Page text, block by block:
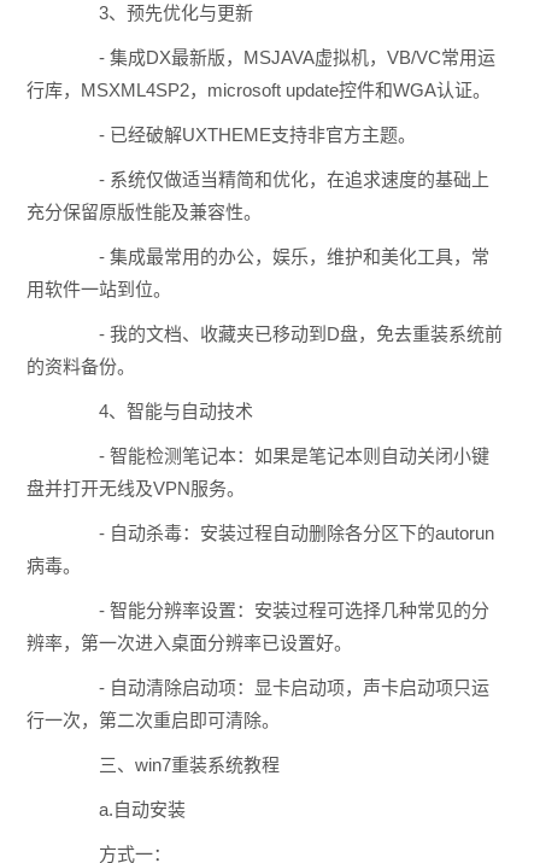
3、预先优化与更新
- 集成DX最新版，MSJAVA虚拟机，VB/VC常用运
行库，MSXML4SP2，microsoft update控件和WGA认证。
- 已经破解UXTHEME支持非官方主题。
- 系统仅做适当精简和优化，在追求速度的基础上
充分保留原版性能及兼容性。
- 集成最常用的办公，娱乐，维护和美化工具，常
用软件一站到位。
- 我的文档、收藏夹已移动到D盘，免去重装系统前
的资料备份。
4、智能与自动技术
- 智能检测笔记本：如果是笔记本则自动关闭小键
盘并打开无线及VPN服务。
- 自动杀毒：安装过程自动删除各分区下的autorun
病毒。
- 智能分辨率设置：安装过程可选择几种常见的分
辨率，第一次进入桌面分辨率已设置好。
- 自动清除启动项：显卡启动项，声卡启动项只运
行一次，第二次重启即可清除。
三、win7重装系统教程
a.自动安装
方式一：